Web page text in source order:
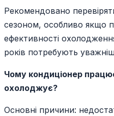
Рекомендовано
сезоном, особливо якщо
ефективності
років потребують
Чому кондиціонер
охолоджує?
Основні причини: